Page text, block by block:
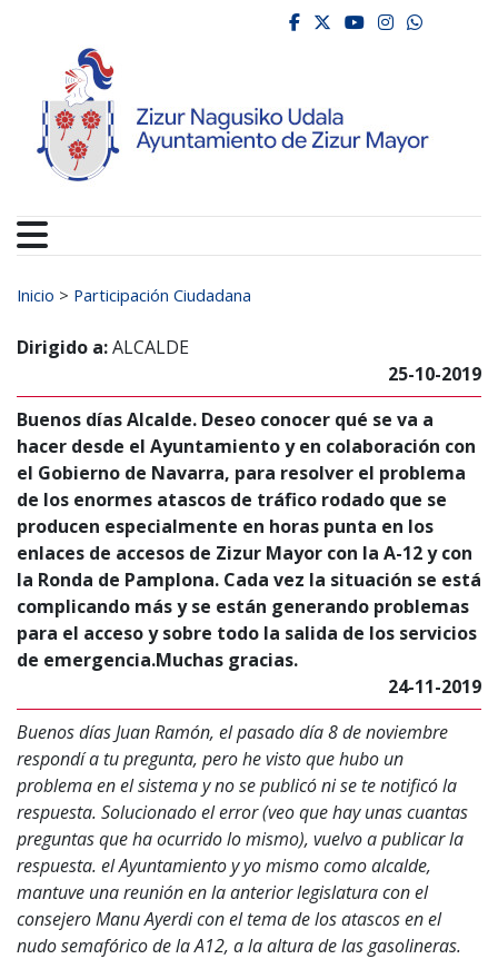
Ayuntamiento de
facebook
twitter
youtube
Buscar:
Inicio > Participación Ciudadana
Dirigido a:ALCALDE
25-10-2019
Buenos días Alcalde. Deseo conocer qué se va a
hacer desde el Ayuntamiento y en colaboración con
el Gobierno de Navarra, para resolver el problema
de los enormes atascos de tráfico rodado que se
producen especialmente en horas punta en los
enlaces de accesos de Zizur Mayor con la A-12 y con
la Ronda de Pamplona. Cada vez la situación se está
complicando más y se están generando problemas
para el acceso y sobre todo la salida de los servicios
de emergencia.Muchas gracias.
24-11-2019
Buenos días Juan Ramón, el pasado día 8 de noviembre
respondí a tu pregunta, pero he visto que hubo un
problema en el sistema y no se publicó ni se te notificó la
respuesta. Solucionado el error (veo que hay unas cuantas
preguntas que ha ocurrido lo mismo), vuelvo a publicar la
respuesta. el Ayuntamiento y yo mismo como alcalde,
mantuve una reunión en la anterior legislatura con el
consejero Manu Ayerdi con el tema de los atascos en el
nudo semafórico de la A12, a la altura de las gasolineras.